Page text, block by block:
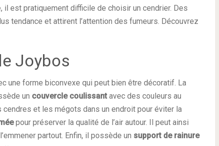
est pratiquement difficile de choisir un cendrier. Des
tendance et attirent l’attention des fumeurs. Découvrez
Joybos
une forme biconvexe qui peut bien être décoratif. La
un couvercle coulissant avec des couleurs au
et les mégots dans un endroit pour éviter la
pour préserver la qualité de l’air autour. Il peut ainsi
partout. Enfin, il possède un support de rainure